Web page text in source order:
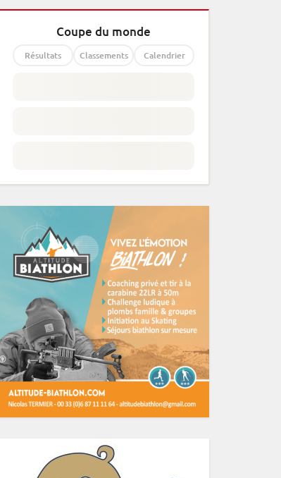
Coupe du monde
Résultats Classements Calendrier